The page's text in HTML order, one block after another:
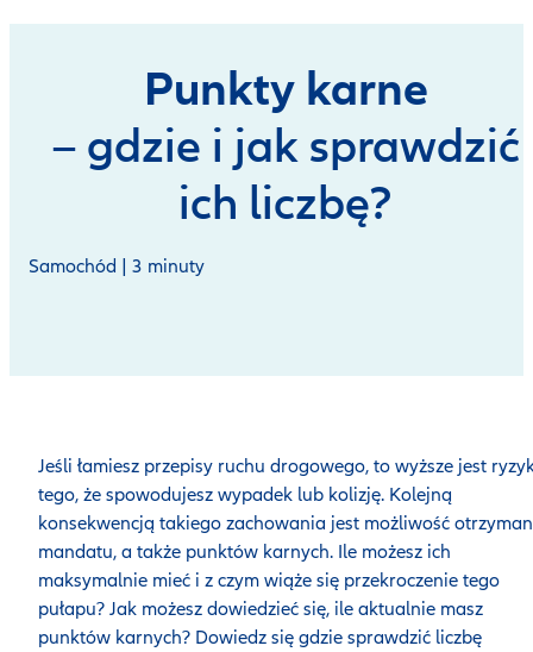
Punkty karne
– gdzie i jak sprawdzić
ich liczbę?
Samochód | 3 minuty
Jeśli łamiesz przepisy ruchu drogowego, to wyższe jest
tego, że spowodujesz wypadek lub kolizję. Kolejną
konsekwencją takiego zachowania jest możliwość
mandatu, a także punktów karnych. Ile możesz ich
maksymalnie mieć i z czym wiąże się przekroczenie tego
pułapu? Jak możesz dowiedzieć się, ile aktualnie masz
punktów karnych? Dowiedz się gdzie sprawdzić liczbę